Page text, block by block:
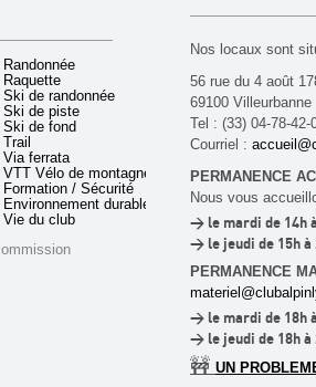
de randonnée
Ski de piste
Ski de fond
Via ferrata
Vélo de montagne
Formation / Sécurité
durable
Vie du club
Nos locaux sont
56 rue du 4 août
69100 Villeurbanne
Tel : (33) 04-78-42-
Courriel :
PERMANENCE
Nous vous
> le mardi de 14h
> le jeudi de 15h à
PERMANENCE
> le mardi de 18h
> le jeudi de 18h à
🚧 UN